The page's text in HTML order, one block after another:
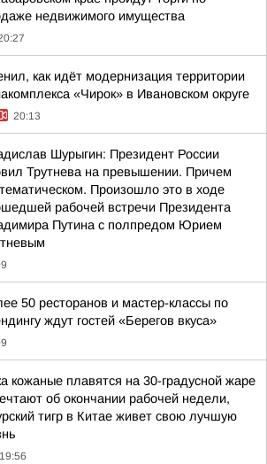
недвижимого имущества
как идёт модернизация территории
«Чирок» в Ивановском округе
20:13
Шурыгин: Президент России
Трутнева на превышении. Причем
Произошло это в ходе
рабочей встречи Президента
Путина с полпредом Юрием
50 ресторанов и мастер-классы по
ждут гостей «Берегов вкуса»
кожаные плавятся на 30-градусной жаре
об окончании рабочей недели,
тигр в Китае живет свою лучшую
19:56